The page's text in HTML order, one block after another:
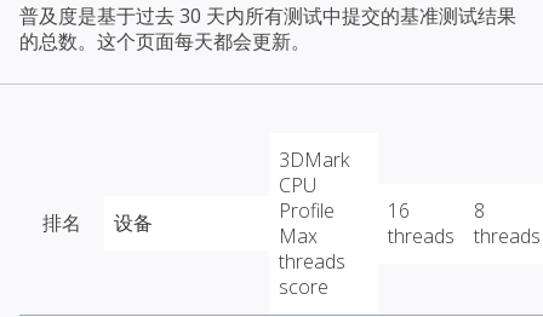
普及度是基于过去 30 天内所有测试中提交的基准测试结果
的总数。这个页面每天都会更新。
排名 设备
3DMark
CPU
Profile
Max
threads
score
16
threads
8
threads